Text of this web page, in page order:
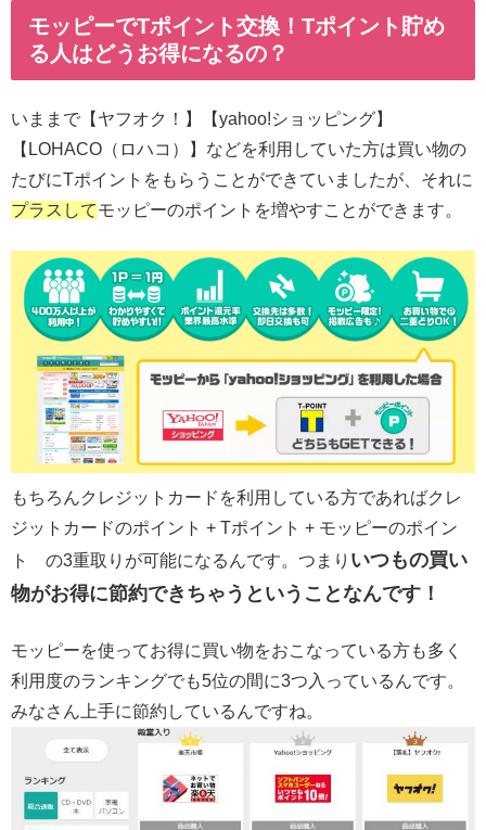
モッピーでTポイント交換！Tポイント貯め
る人はどうお得になるの？
いままで【ヤフオク！】【yahoo!ショッピング】
【LOHACO（ロハコ）】などを利用していた方は買い物の
たびにTポイントをもらうことができていましたが、それに
プラスしてモッピーのポイントを増やすことができます。
もちろんクレジットカードを利用している方であればクレ
ジットカードのポイント + Tポイント + モッピーのポイン
ト の3重取りが可能になるんです。つまり いつもの買い
物がお得に節約できちゃうということなんです！
モッピーを使ってお得に買い物をおこなっている方も多く
利用度のランキングでも5位の間に3つ入っているんです。
みなさん上手に節約しているんですね。